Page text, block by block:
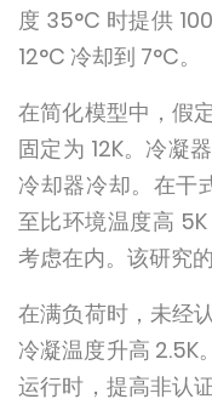
度 35°C 时提供
12°C 冷却到 7°C。
在简化模型中，假
固定为 12K。冷凝
冷却器冷却。在干
至比环境温度高
考虑在内。该研究
在满负荷时，未经
冷凝温度升高 2.5K
运行时，提高非认